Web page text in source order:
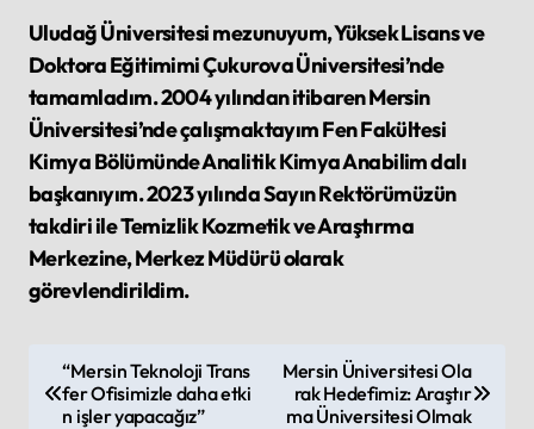
Uludağ Üniversitesi mezunuyum, Yüksek Lisans ve
Doktora Eğitimimi Çukurova Üniversitesi’nde
tamamladım. 2004 yılından itibaren Mersin
Üniversitesi’nde çalışmaktayım Fen Fakültesi
Kimya Bölümünde Analitik Kimya Anabilim dalı
başkanıyım. 2023 yılında Sayın Rektörümüzün
takdiri ile Temizlik Kozmetik ve Araştırma
Merkezine, Merkez Müdürü olarak
görevlendirildim.
o
“Mersin Teknoloji Trans
fer Ofisimizle daha etki
n işler yapacağız”
Mersin Üniversitesi Ola
rak Hedefimiz: Araştır
ma Üniversitesi Olmak